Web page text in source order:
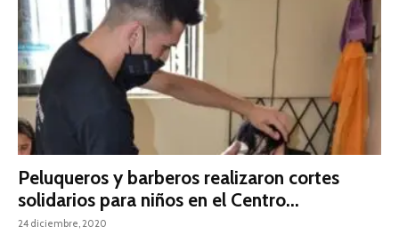
Peluqueros y barberos realizaron cortes
solidarios para niños en el Centro...
24 diciembre, 2020